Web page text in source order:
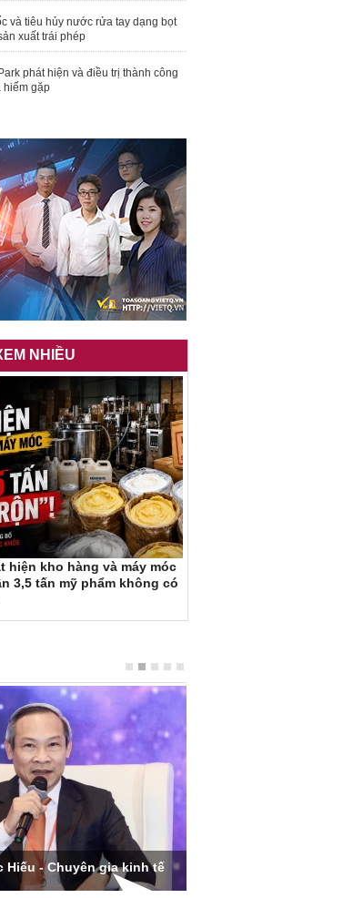
và tiêu hủy nước rửa tay dạng bọt
xuất trái phép
phát hiện và điều trị thành công
hiếm gặp
NHIỀU
hiện kho hàng và máy móc
3,5 tấn mỹ phẩm không có
- Chuyên gia kinh tế
Ông Hoàng Quang